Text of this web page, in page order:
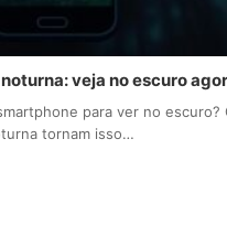
veja no escuro
para ver no escuro?
tornam isso…